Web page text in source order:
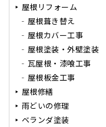
屋根リフォーム
屋根葺き替え
屋根カバー工事
屋根塗装・外壁塗装
瓦屋根・漆喰工事
屋根板金工事
屋根修繕
雨どいの修理
ベランダ塗装